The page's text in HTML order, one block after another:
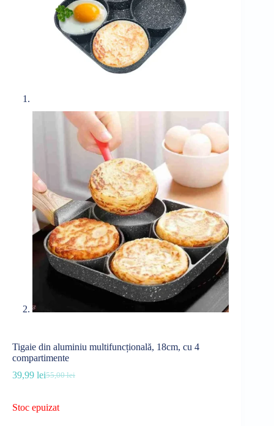
Tigaie din aluminiu multifuncțională, 18cm, cu 4
compartimente
55,00lei
Prețul
a
fost:
39,99 leiPrețul
este:
39,99 lei.
Stoc epuizat